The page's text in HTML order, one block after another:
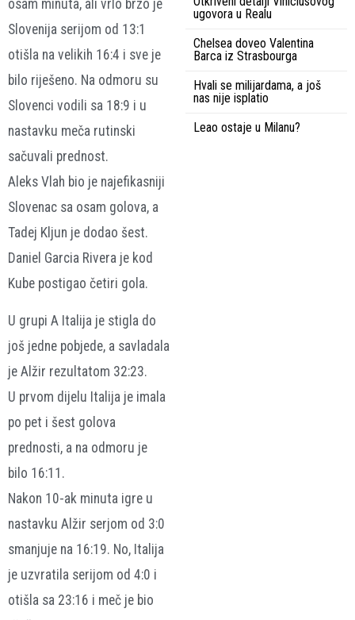
osam minuta, ali vrlo brzo je
Slovenija serijom od 13:1
otišla na velikih 16:4 i sve je
bilo riješeno. Na odmoru su
Slovenci vodili sa 18:9 i u
nastavku meča rutinski
sačuvali prednost.
Aleks Vlah bio je najefikasniji
Slovenac sa osam golova, a
Tadej Kljun je dodao šest.
Daniel Garcia Rivera je kod
Kube postigao četiri gola.
U grupi A Italija je stigla do
još jedne pobjede, a savladala
je Alžir rezultatom 32:23.
U prvom dijelu Italija je imala
po pet i šest golova
prednosti, a na odmoru je
bilo 16:11.
Nakon 10-ak minuta igre u
nastavku Alžir serjom od 3:0
smanjuje na 16:19. No, Italija
je uzvratila serijom od 4:0 i
otišla sa 23:16 i meč je bio
ugovora u Realu
Chelsea doveo Valentina
Barca iz Strasbourga
Hvali se milijardama, a još
nas nije isplatio
Leao ostaje u Milanu?